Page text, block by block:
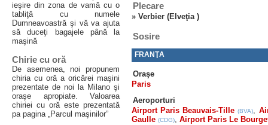
Plecare
» Verbier (Elveţia )
Sosire
FRANŢA
Oraşe
Paris
Aeroporturi
Airport Paris Beauvais-Tille (BVA),
Gaulle (CDG), Airport Paris Le
ieşire din zona de vamă cu o
tabliţă cu numele
Dumneavoastră şi vă va ajuta
să duceţi bagajele până la
maşină
Chirie cu oră
De asemenea, noi propunem
chiria cu oră a oricărei maşini
prezentate de noi la Milano şi
oraşe apropiate. Valoarea
chiriei cu oră este prezentată
pa pagina „Parcul maşinilor”